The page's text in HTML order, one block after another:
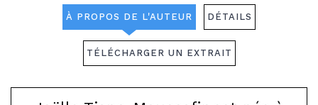
À PROPOS DE L'AUTEUR DÉTAILS
TÉLÉCHARGER UN EXTRAIT